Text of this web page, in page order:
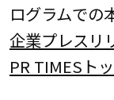
ログラムでの
企業プレスリ
PR TIMESト